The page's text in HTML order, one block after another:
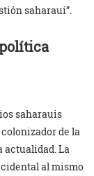
saharaui”.
saharauis
de la
actualidad. La
al mismo